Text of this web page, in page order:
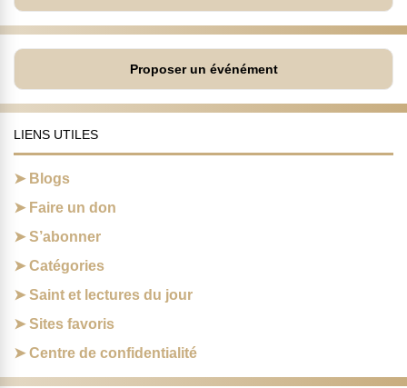
Proposer un événément
LIENS UTILES
Blogs
Faire un don
S’abonner
Catégories
Saint et lectures du jour
Sites favoris
Centre de confidentialité